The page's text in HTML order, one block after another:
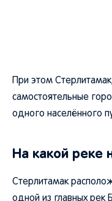
При этом
самостоятельные
одного населённого
На какой реке
Стерлитамак
одной из главных рек